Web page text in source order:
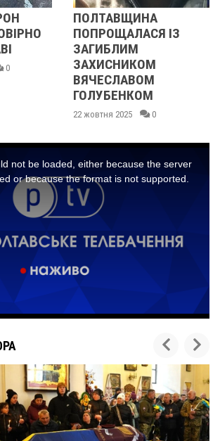
ПОЛТАВЩИНА
ПОПРОЩАЛАСЯ ІЗ
ЗАГИБЛИМ
ЗАХИСНИКОМ
ВЯЧЕСЛАВОМ
ГОЛУБЕНКОМ
22 жовтня 2025 0